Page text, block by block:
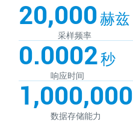
20,000赫兹
采样频率
0.0002秒
响应时间
1,000,000
数据存储能力